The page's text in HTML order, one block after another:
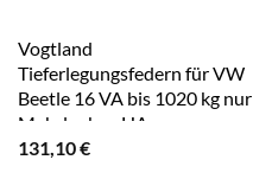
Vogtland
Tieferlegungsfedern für VW
Beetle 16 VA bis 1020 kg nur
Mehrlenker-HA
131,10€